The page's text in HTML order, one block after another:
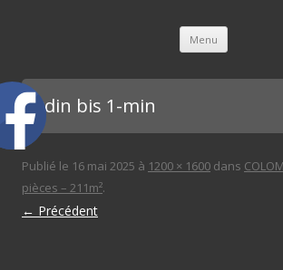
Menu Aller au
jardin bis 1-min
Publié le 16 mai 2025 à 1200 × 1600 dans
pièces – 211m².
← Précédent